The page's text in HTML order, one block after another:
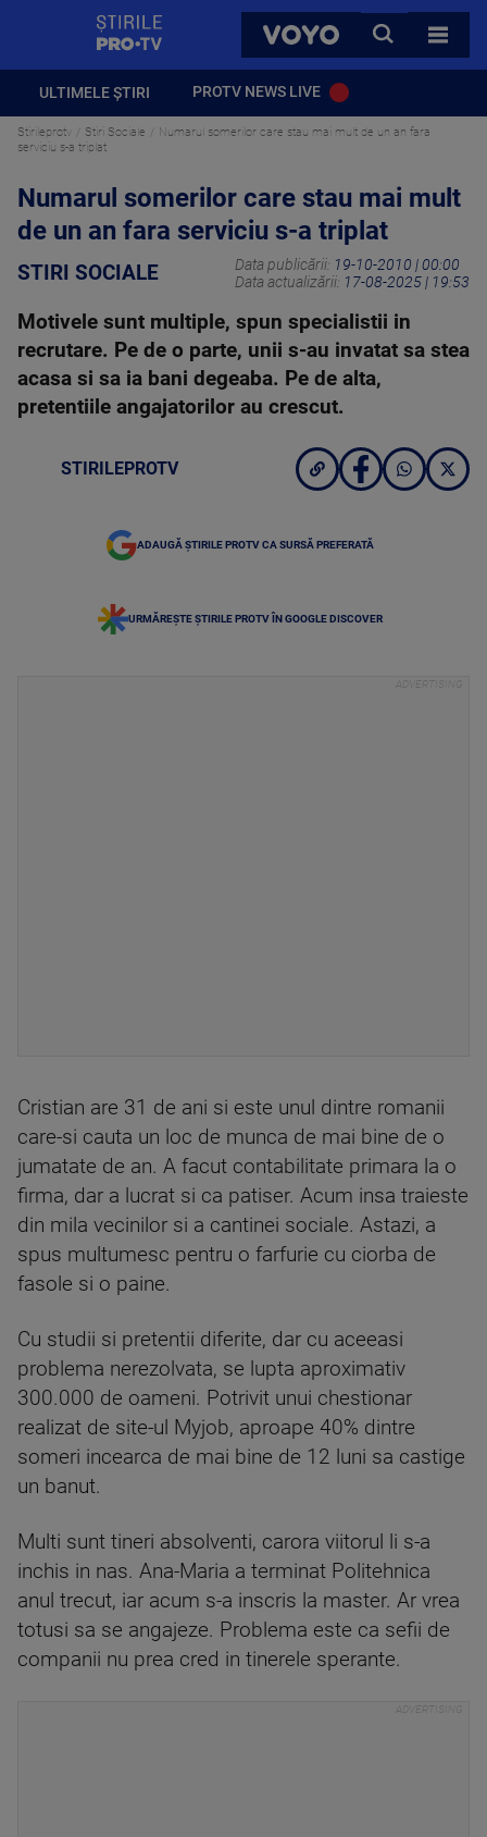
VOYO
CAUTA
TOATE
ULTIMELE ȘTIRI PROTV NEWS LIVE
Stirileprotv Stiri Sociale
Numarul somerilor care stau mai mult de un an fara
serviciu s-a triplat
Numarul somerilor care stau mai mult
de un an fara serviciu s-a triplat
STIRI SOCIALE Data publicării: 19-10-2010 | 00:00
Data actualizării: 17-08-2025 | 19:53
Motivele sunt multiple, spun specialistii in
recrutare. Pe de o parte, unii s-au invatat sa stea
acasa si sa ia bani degeaba. Pe de alta,
pretentiile angajatorilor au crescut.
STIRILEPROTV
ADAUGĂ ȘTIRILE PROTV CA SURSĂ PREFERATĂ
URMĂREȘTE ȘTIRILE PROTV ÎN GOOGLE DISCOVER
Cristian are 31 de ani si este unul dintre romanii
care-si cauta un loc de munca de mai bine de o
jumatate de an. A facut contabilitate primara la o
firma, dar a lucrat si ca patiser. Acum insa traieste
din mila vecinilor si a cantinei sociale. Astazi, a
spus multumesc pentru o farfurie cu ciorba de
fasole si o paine.
Cu studii si pretentii diferite, dar cu aceeasi
problema nerezolvata, se lupta aproximativ
300.000 de oameni. Potrivit unui chestionar
realizat de site-ul Myjob, aproape 40% dintre
someri incearca de mai bine de 12 luni sa castige
un banut.
Multi sunt tineri absolventi, carora viitorul li s-a
inchis in nas. Ana-Maria a terminat Politehnica
anul trecut, iar acum s-a inscris la master. Ar vrea
totusi sa se angajeze. Problema este ca sefii de
companii nu prea cred in tinerele sperante.